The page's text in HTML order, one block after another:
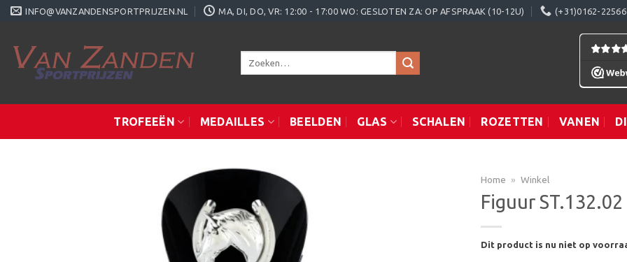
Ga
INFO@VANZANDENSPORTPRIJZEN.NL MA, DI, DO, VR: 12:00 - 17:00 WO: GESLOTEN ZA: OP AFSPRAAK (10-12U) (+31)0162-
Zoeken
TROFEEËN MEDAILLES BEELDEN GLAS SCHALEN ROZETTEN VANEN
Home » Winkel
Figuur
Dit product is nu niet op